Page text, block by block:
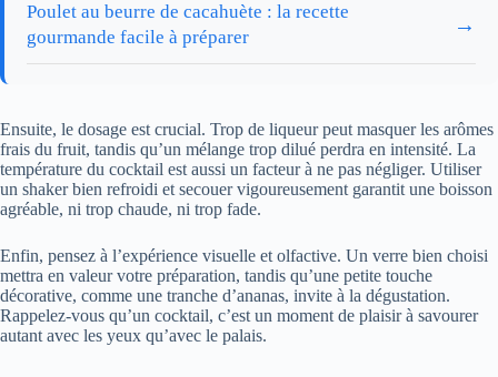
Poulet au beurre de cacahuète : la recette
gourmande facile à préparer
→
Ensuite, le dosage est crucial. Trop de liqueur peut masquer les arômes
frais du fruit, tandis qu’un mélange trop dilué perdra en intensité. La
température du cocktail est aussi un facteur à ne pas négliger. Utiliser
un shaker bien refroidi et secouer vigoureusement garantit une boisson
agréable, ni trop chaude, ni trop fade.
Enfin, pensez à l’expérience visuelle et olfactive. Un verre bien choisi
mettra en valeur votre préparation, tandis qu’une petite touche
décorative, comme une tranche d’ananas, invite à la dégustation.
Rappelez-vous qu’un cocktail, c’est un moment de plaisir à savourer
autant avec les yeux qu’avec le palais.